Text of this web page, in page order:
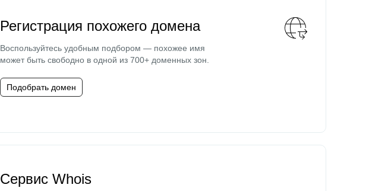
Регистрация похожего домена
Воспользуйтесь удобным подбором — похожее имя
может быть свободно в одной из 700+ доменных зон.
Подобрать домен
Сервис Whois